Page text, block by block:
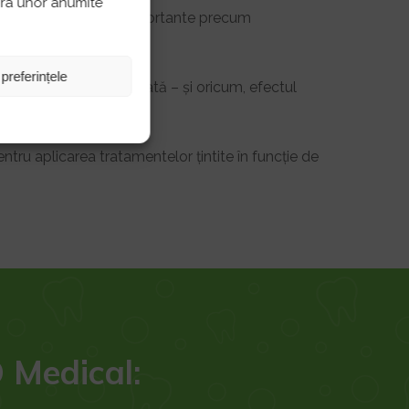
afectate funcții importante precum
este de scurtă durată – și oricum, efectul
aplicarea tratamentelor țintite în funcție de
Medical: